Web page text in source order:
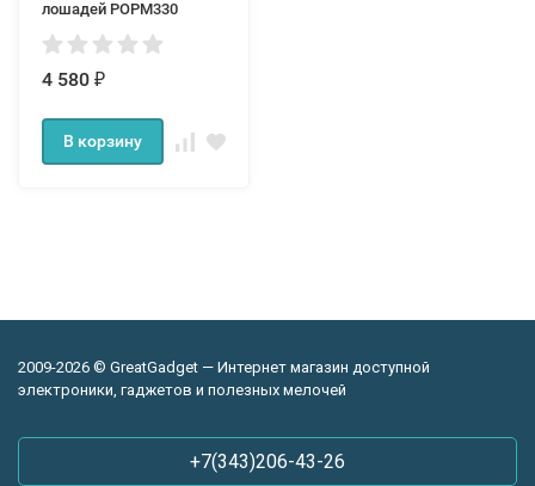
лошадей POPM330
4 580 ₽
В корзину
2009-2026 © GreatGadget — Интернет магазин доступной
электроники, гаджетов и полезных мелочей
+7(343)206-43-26